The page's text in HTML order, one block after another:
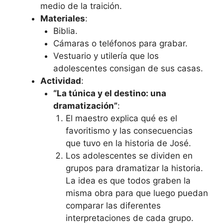
medio de la traición.
Materiales:
Biblia.
Cámaras o teléfonos para grabar.
Vestuario y utilería que los
adolescentes consigan de sus casas.
Actividad:
“La túnica y el destino: una
dramatización”:
El maestro explica qué es el
favoritismo y las consecuencias
que tuvo en la historia de José.
Los adolescentes se dividen en
grupos para dramatizar la historia.
La idea es que todos graben la
misma obra para que luego puedan
comparar las diferentes
interpretaciones de cada grupo.